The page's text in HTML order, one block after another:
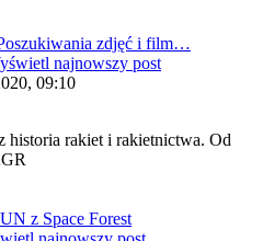
zdjęć i film…
najnowszy post
09:10
historia rakiet i rakietnictwa. Od
z Space Forest